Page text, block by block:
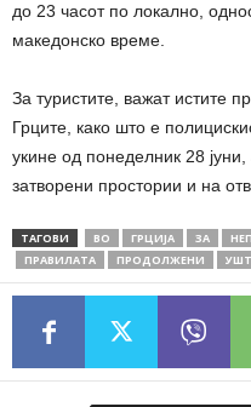
до 23 часот по локално,
македонско време.
За туристите, важат истите
Грците, како што е
укине од понеделник 28
затворени простории и на
ТАГОВИ ВО ГРЦИЈА ЗА
ПРАВИЛАТА
ПРОДОЛЖЕНИ